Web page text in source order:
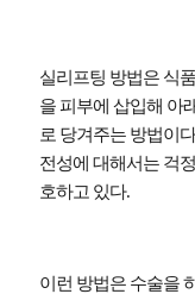
실리프팅 방법은 식
을 피부에 삽입해 아
로 당겨주는 방법이다
전성에 대해서는 걱
호하고 있다.
이런 방법은 수술을